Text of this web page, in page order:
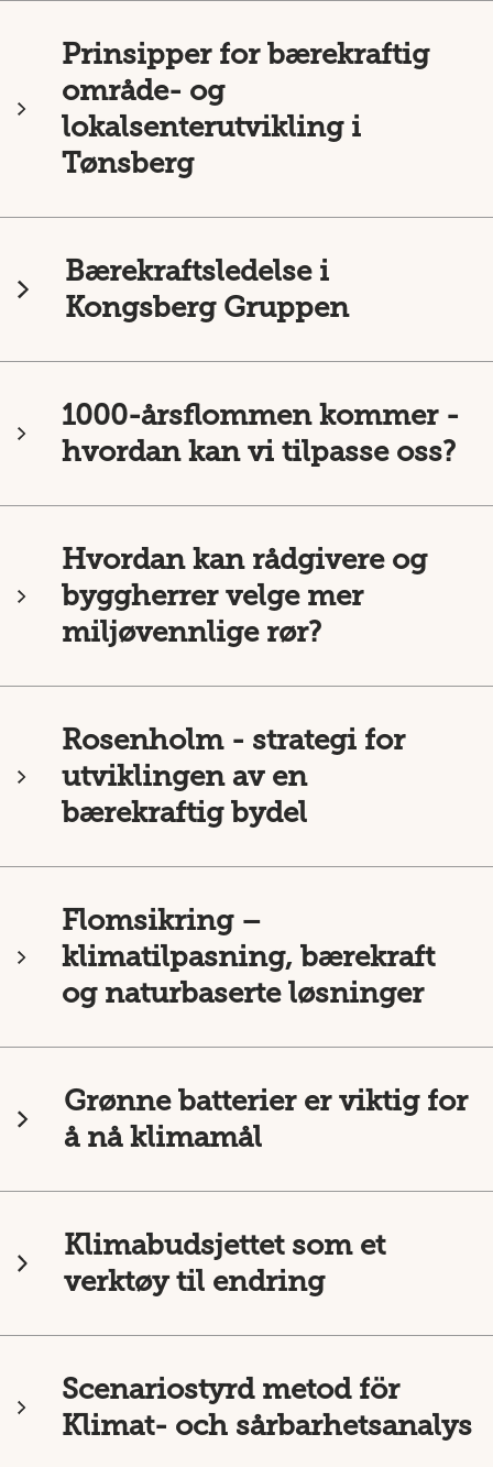
Prinsipper for bærekraftig
område- og
lokalsenterutvikling i
Tønsberg
Bærekraftsledelse i
Kongsberg Gruppen
1000-årsflommen kommer -
hvordan kan vi tilpasse oss?
Hvordan kan rådgivere og
byggherrer velge mer
miljøvennlige rør?
Rosenholm - strategi for
utviklingen av en
bærekraftig bydel
Flomsikring –
klimatilpasning, bærekraft
og naturbaserte løsninger
Grønne batterier er viktig for
å nå klimamål
Klimabudsjettet som et
verktøy til endring
Scenariostyrd metod för
Klimat- och sårbarhetsanalys